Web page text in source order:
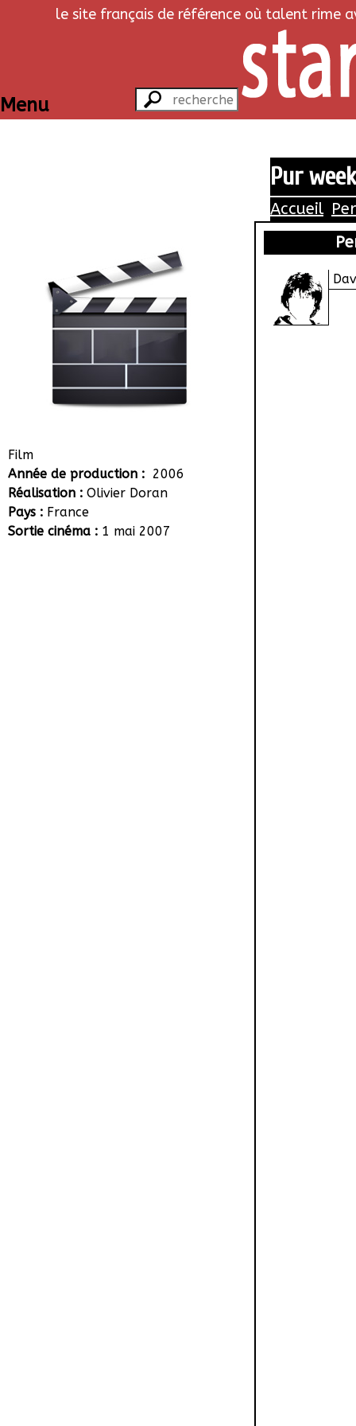
le site français de référence où talent rime
Menu
Film
Année de production : 2006
Réalisation : Olivier Doran
Pays : France
Sortie cinéma : 1 mai 2007
Pur
Accueil